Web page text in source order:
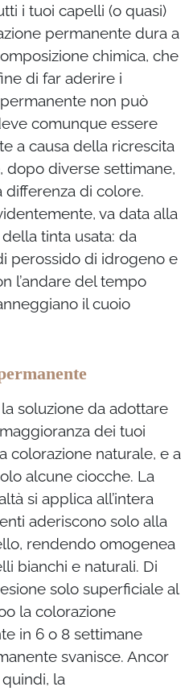
i tuoi capelli (o quasi)
permanente dura a
chimica, che
di far aderire i
non può
comunque essere
a causa della ricrescita
dopo diverse settimane,
differenza di colore.
va data alla
tinta usata: da
perossido di idrogeno e
l’andare del tempo
il cuoio
soluzione da adottare
dei tuoi
colorazione naturale, e a
alcune ciocche. La
si applica all’intera
aderiscono solo alla
rendendo omogenea
bianchi e naturali. Di
solo superficiale al
la colorazione
in 6 o 8 settimane
svanisce. Ancor
la